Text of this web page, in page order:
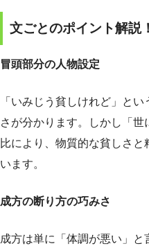
文ごとのポイント解説
冒頭部分の人物設定
「いみじう貧しけれど」と
さが分かります。しかし「
比により、物質的な貧しさ
います。
成方の断り方の巧みさ
成方は単に「体調が悪い」